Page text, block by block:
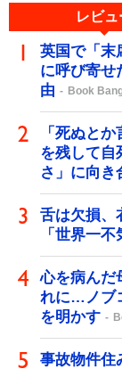
レビュ
英国で「末
に呼び寄
由
Book
「死ぬと
を残して
さ」に向き
舌は欠損、
「世界一
心を病んだ
れに…ノブ
を明かす
事故物件住